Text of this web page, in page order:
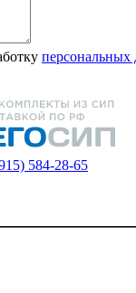
персональных
584-28-65